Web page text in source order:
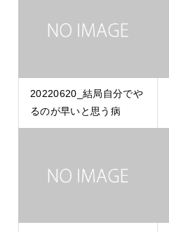
20220620_結局自分でや
るのが早いと思う病